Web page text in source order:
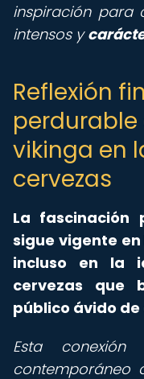
inspiración para
intensos y
Reflexión
vikinga en
cervezas
La fascinación
sigue vigente
incluso en la
cervezas que
público ávido
Esta
contemporáneo